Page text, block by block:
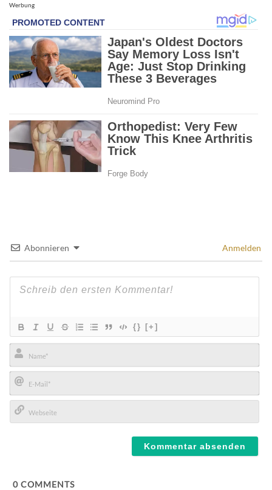
Werbung
Abonnieren Anmelden
{} [+]
Name*
E-
Mail*
0 COMMENTS